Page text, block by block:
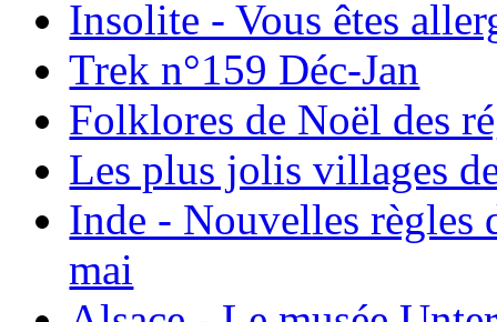
Insolite - Vous êtes
Trek n°159 Déc-Jan
Folklores de Noël des
Les plus jolis villages
Inde - Nouvelles règles
mai